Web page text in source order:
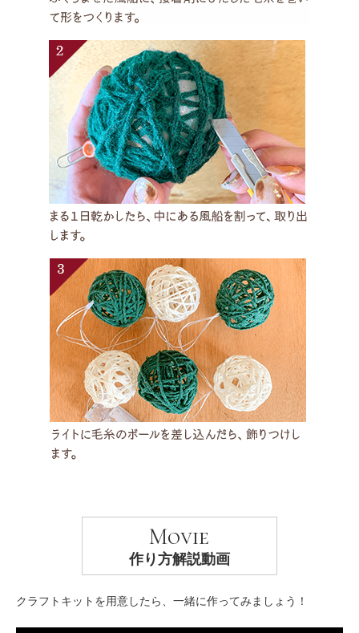
Movie
作り方解説動画
クラフトキットを用意したら、一緒に作ってみましょう！